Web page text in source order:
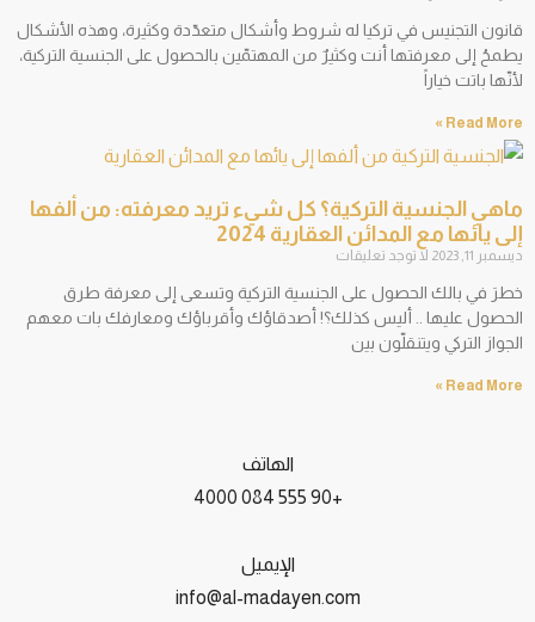
قانون التجنيس في تركيا له شروط وأشكال متعدّدة وكثيرة، وهذه الأشكال
يطمحُ إلى معرفتها أنت وكثيرٌ من المهتمّين بالحصول على الجنسية التركية،
لأنّها باتت خياراً
Read More »
ماهي الجنسية التركية؟ كل شيء تريد معرفته: من ألفها
إلى يائها مع المدائن العقارية 2024
ديسمبر 11, 2023 لا توجد تعليقات
خطرَ في بالك الحصول على الجنسية التركية وتسعى إلى معرفة طرق
الحصول عليها .. أليس كذلك؟! أصدقاؤك وأقرباؤك ومعارفك بات معهم
الجواز التركي ويتنقلّون بين
Read More »
الهاتف
الإيميل
info@al-madayen.com